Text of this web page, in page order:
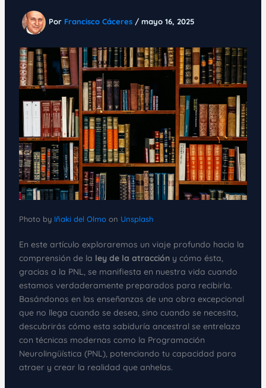
Por Francisco Cáceres / mayo 16, 2025
Photo by Iñaki del Olmoon Unsplash
En este artículo exploraremos un viaje profundo hacia la
comprensión de la ley de la atraccióny cómo ésta,
gracias a la PNL, se manifiesta en nuestra vida cuando
estamos verdaderamente preparados para recibirla.
Basándonos en las enseñanzas de una obra excepcional
que no llega cuando se desea, sino cuando se necesita,
descubrirás cómo esta sabiduría ancestral se entrelaza
con técnicas modernas como la Programación
Neurolingüística (PNL), potenciando tu capacidad para
atraer y crear la realidad que anhelas.